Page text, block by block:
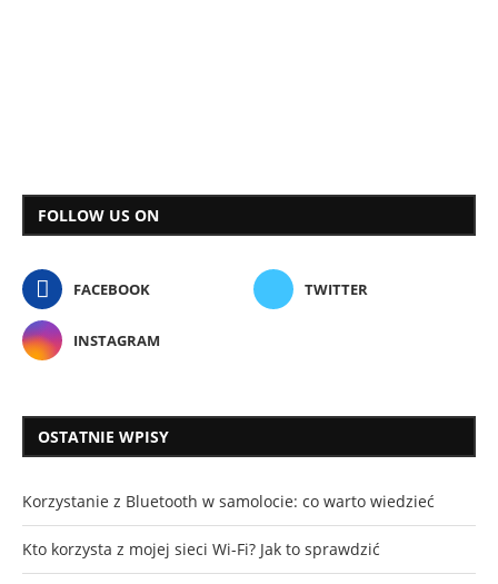
FOLLOW US ON
FACEBOOK TWITTER
INSTAGRAM
OSTATNIE WPISY
Korzystanie z Bluetooth w samolocie: co warto wiedzieć
Kto korzysta z mojej sieci Wi-Fi? Jak to sprawdzić